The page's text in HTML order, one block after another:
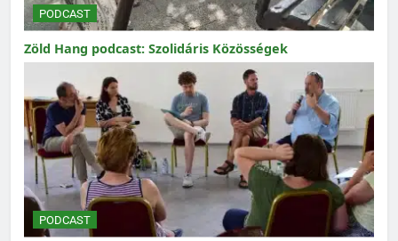
PODCAST
Zöld Hang podcast: Szolidáris Közösségek
PODCAST